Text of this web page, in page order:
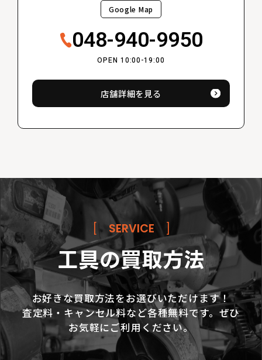
Google Map
048-940-9950
OPEN 10:00-19:00
店舗詳細を見る
[ SERVICE ]
工具の買取方法
お好きな買取方法をお選びいただけます！
査定料・キャンセル料など各種無料です。ぜひ
お気軽にご利用ください。